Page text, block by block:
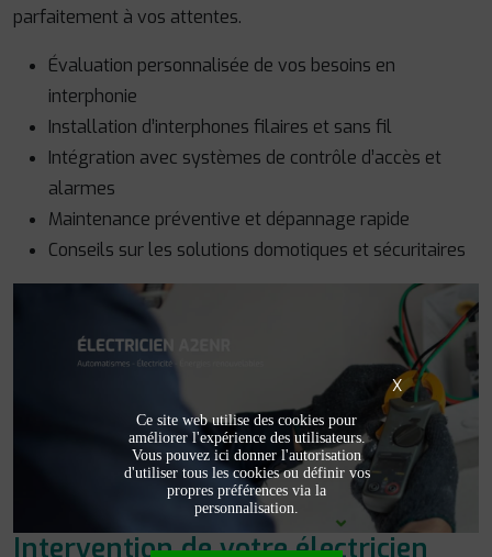
parfaitement à vos attentes.
Évaluation personnalisée de vos besoins en
interphonie
Installation d’interphones filaires et sans fil
Intégration avec systèmes de contrôle d’accès et
alarmes
Maintenance préventive et dépannage rapide
Conseils sur les solutions domotiques et sécuritaires
Intervention de votre électricien
X
Ce site web utilise des cookies pour
améliorer l'expérience des utilisateurs.
Vous pouvez ici donner l'autorisation
d'utiliser tous les cookies ou définir vos
propres préférences via la
personnalisation.